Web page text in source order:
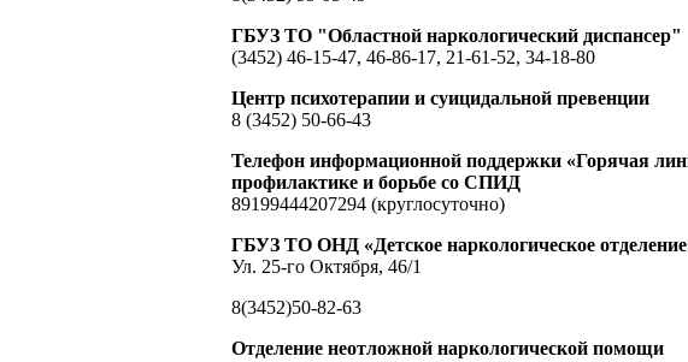
ГБУЗ ТО "Областной наркологический диспансер"
(3452) 46-15-47, 46-86-17, 21-61-52, 34-18-80
Центр психотерапии и суицидальной превенции
8 (3452) 50-66-43
Телефон информационной поддержки «Горячая
профилактике и борьбе со СПИД
89199444207294 (круглосуточно)
ГБУЗ ТО ОНД «Детское наркологическое
Ул. 25-го Октября, 46/1
8(3452)50-82-63
Отделение неотложной наркологической помощи